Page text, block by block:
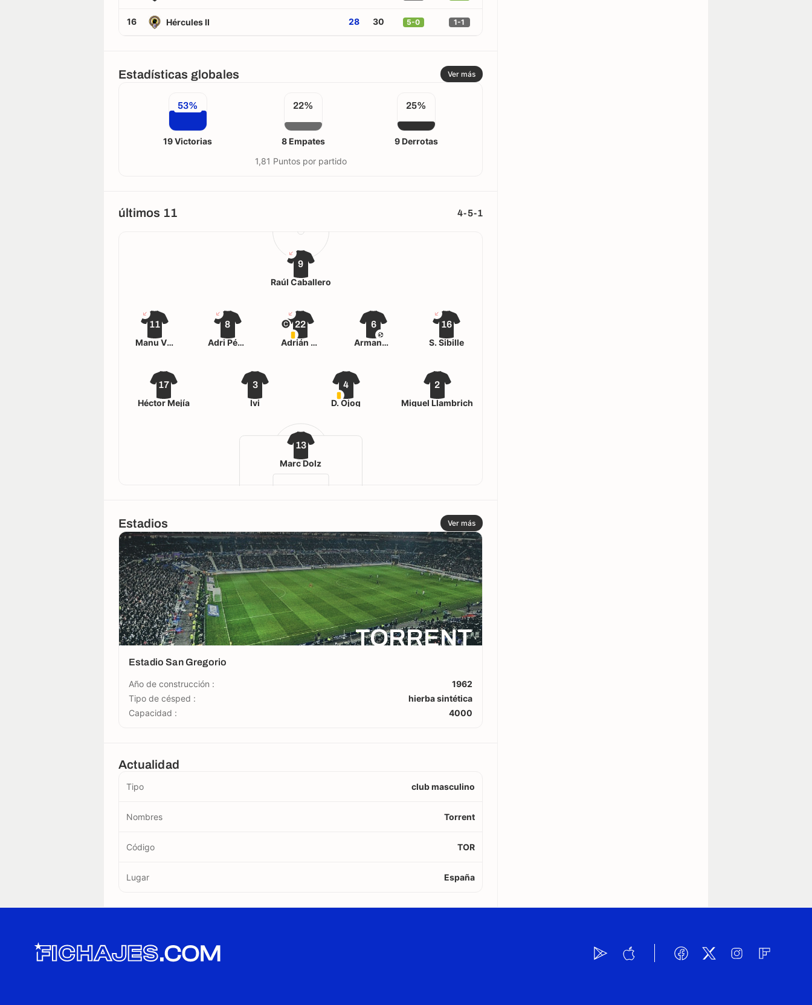
16 Hércules II 28 30 5-0 1-1
Estadísticas globales Ver más
53%
19 Victorias
22%
8 Empates
25%
9 Derrotas
1,81 Puntos por partido
últimos 11 4-5-1
13
Marc Dolz
17
Héctor Mejía
3
Ivi
4
D. Ojog
2
Miguel Llambrich
11
Manu Viana
8
Adri Pérez
22
Adrián Lois
6
Armando Corbalán
16
S. Sibille
9
Raúl Caballero
Estadios Ver más
TORRENT
Estadio San Gregorio
Año de construcción :
1962
Tipo de césped :
hierba sintética
Capacidad :
4000
Actualidad
Tipo club masculino
Nombres Torrent
Código TOR
Lugar España